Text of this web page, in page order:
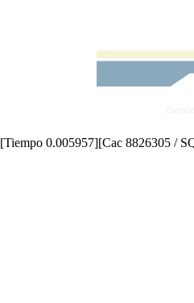
[Tiempo 0.005957][Cac 8826305 /